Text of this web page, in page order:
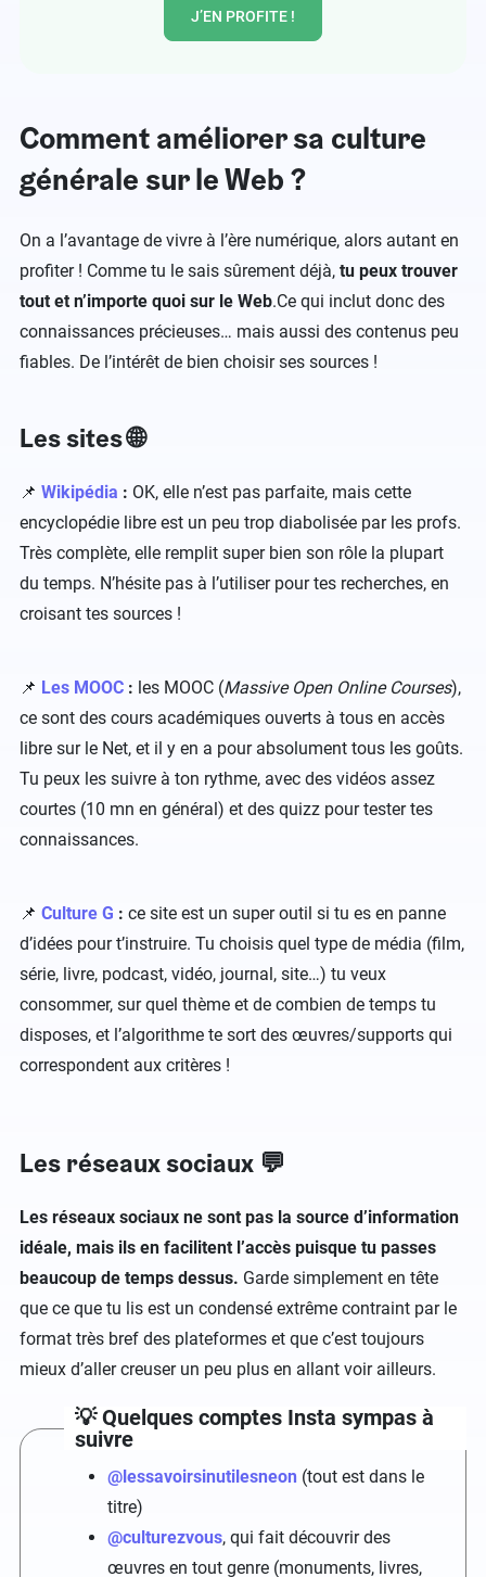
J’EN PROFITE !
Comment améliorer sa culture
générale sur le Web ?
On a l’avantage de vivre à l’ère numérique, alors autant en
profiter ! Comme tu le sais sûrement déjà, tu peux trouver
tout et n’importe quoi sur le Web.Ce qui inclut donc des
connaissances précieuses… mais aussi des contenus peu
fiables. De l’intérêt de bien choisir ses sources !
Les sites 🌐
📌 Wikipédia : OK, elle n’est pas parfaite, mais cette
encyclopédie libre est un peu trop diabolisée par les profs.
Très complète, elle remplit super bien son rôle la plupart
du temps. N’hésite pas à l’utiliser pour tes recherches, en
croisant tes sources !
📌 Les MOOC : les MOOC (Massive Open Online Courses),
ce sont des cours académiques ouverts à tous en accès
libre sur le Net, et il y en a pour absolument tous les goûts.
Tu peux les suivre à ton rythme, avec des vidéos assez
courtes (10 mn en général) et des quizz pour tester tes
connaissances.
📌 Culture G : ce site est un super outil si tu es en panne
d’idées pour t’instruire. Tu choisis quel type de média (film,
série, livre, podcast, vidéo, journal, site…) tu veux
consommer, sur quel thème et de combien de temps tu
disposes, et l’algorithme te sort des œuvres/supports qui
correspondent aux critères !
Les réseaux sociaux 💬
Les réseaux sociaux ne sont pas la source d’information
idéale, mais ils en facilitent l’accès puisque tu passes
beaucoup de temps dessus. Garde simplement en tête
que ce que tu lis est un condensé extrême contraint par le
format très bref des plateformes et que c’est toujours
mieux d’aller creuser un peu plus en allant voir ailleurs.
💡 Quelques comptes Insta sympas à
suivre
@lessavoirsinutilesneon (tout est dans le
titre)
@culturezvous, qui fait découvrir des
œuvres en tout genre (monuments, livres,